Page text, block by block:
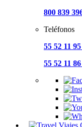
800 839
Teléfonos
55 52 11
55 52 11